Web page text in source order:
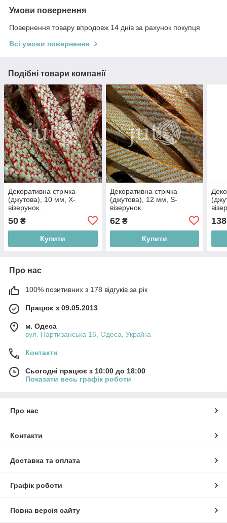
Умови повернення
Повернення товару впродовж 14 днів за рахунок покупця
Всі умови повернення
Подібні товари компанії
Декоративна стрічка
(джутова), 10 мм, X-
візерунок.
50 ₴
Купити
Декоративна стрічка
(джутова), 12 мм, S-
візерунок.
62₴
Купити
138
Про нас
100% позитивних з 178 відгуків за рік
Працює з 09.05.2013
м. Одеса
вул. Партизанська 16, Одеса, Україна
Контакти
Сьогодні працює з 10:00 до 18:00
Показати весь графік роботи
Про нас
Контакти
Доставка та оплата
Графік роботи
Повна версія сайту